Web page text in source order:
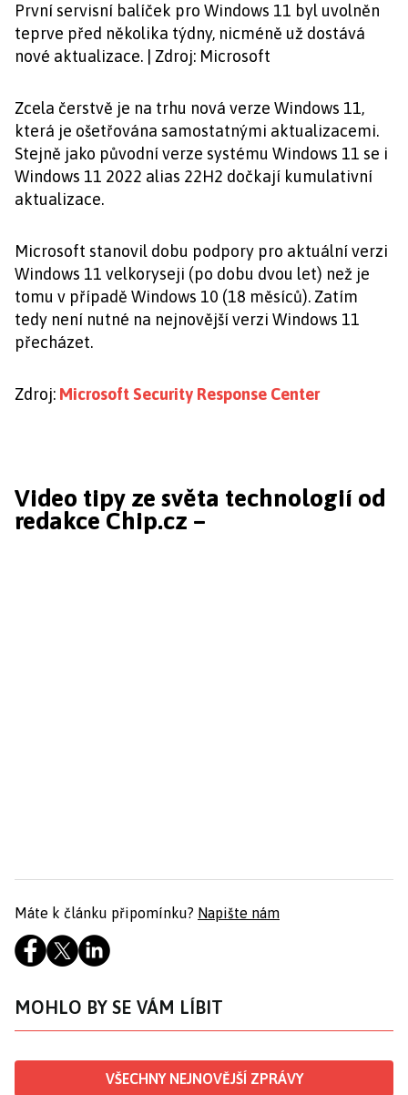
První servisní balíček pro Windows 11 byl uvolněn
teprve před několika týdny, nicméně už dostává
nové aktualizace. | Zdroj: Microsoft
Zcela čerstvě je na trhu nová verze Windows 11,
která je ošetřována samostatnými aktualizacemi.
Stejně jako původní verze systému Windows 11 se i
Windows 11 2022 alias 22H2 dočkají kumulativní
aktualizace.
Microsoft stanovil dobu podpory pro aktuální verzi
Windows 11 velkoryseji (po dobu dvou let) než je
tomu v případě Windows 10 (18 měsíců). Zatím
tedy není nutné na nejnovější verzi Windows 11
přecházet.
Zdroj: Microsoft Security Response Center
Video tipy ze světa technologií od
redakce Chip.cz –
Máte k článku připomínku? Napište nám
MOHLO BY SE VÁM LÍBIT
VŠECHNY NEJNOVĚJŠÍ ZPRÁVY